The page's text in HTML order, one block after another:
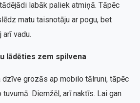
labāk paliek atmiņā. Tāpēc
matu taisnotāju ar pogu, bet
vadu.
lādēties zem spilvena
grozās ap mobilo tālruni, tāpēc
Diemžēl, arī naktīs. Lai gan